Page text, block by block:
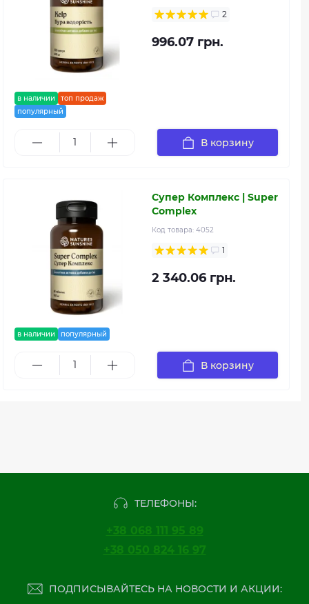
в наличии
топ продаж
популярный
2
996.07 грн.
В корзину
в наличии популярный
Супер Комплекс | Super
Complex
Код товара: 4052
1
2 340.06 грн.
В корзину
ТЕЛЕФОНЫ:
+38 068 111 95 89
+38 050 824 16 97
ПОДПИСЫВАЙТЕСЬ НА НОВОСТИ И АКЦИИ: